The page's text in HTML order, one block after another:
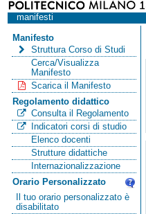
manifesti
Manifesto
Struttura Corso di Studi
Cerca/Visualizza
Manifesto
Scarica il Manifesto
Regolamento didattico
Consulta il Regolamento
Indicatori corsi di studio
Elenco docenti
Strutture didattiche
Internazionalizzazione
Orario Personalizzato
Il tuo orario personalizzato è
disabilitato